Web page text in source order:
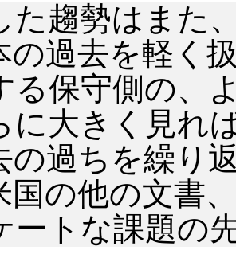
趨勢はまた
の過去を軽く
る保守側の、
に大きく見れ
の過ちを繰り
国の他の文書
ートな課題の